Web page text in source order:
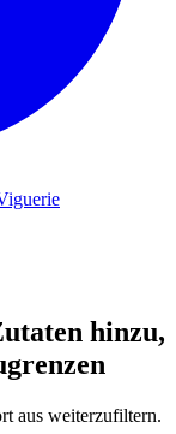
hinzu,
aus weiterzufiltern.